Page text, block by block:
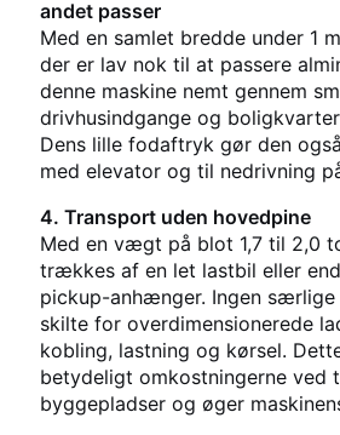
andet passer
Med en samlet bredde under 1
der er lav nok til at passere
denne maskine nemt gennem
drivhusindgange og
Dens lille fodaftryk gør den
med elevator og til nedrivning
4. Transport uden hovedpine
Med en vægt på blot 1,7 til 2,0
trækkes af en let lastbil eller
pickup-anhænger. Ingen særlige
skilte for overdimensionerede
kobling, lastning og kørsel.
betydeligt omkostningerne ved
byggepladser og øger